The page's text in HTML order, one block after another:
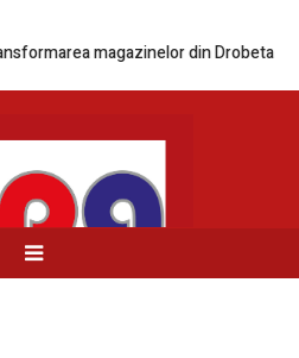
magazinelor din Drobeta-